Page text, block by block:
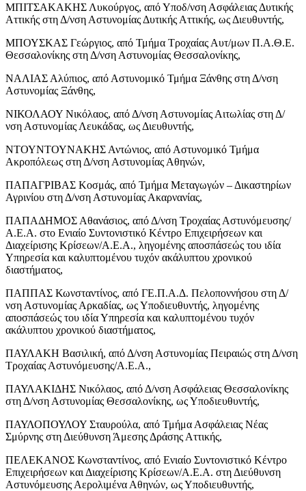
ΜΠΙΤΣΑΚΑΚΗΣ Λυκούργος, από Υποδ/νση Ασφάλειας Δυτικής
Αττικής στη Δ/νση Αστυνομίας Δυτικής Αττικής, ως Διευθυντής,
ΜΠΟΥΣΚΑΣ Γεώργιος, από Τμήμα Τροχαίας Αυτ/μων Π.Α.Θ.Ε.
Θεσσαλονίκης στη Δ/νση Αστυνομίας Θεσσαλονίκης,
ΝΑΛΙΑΣ Αλύπιος, από Αστυνομικό Τμήμα Ξάνθης στη Δ/νση
Αστυνομίας Ξάνθης,
ΝΙΚΟΛΑΟΥ Νικόλαος, από Δ/νση Αστυνομίας Αιτωλίας στη Δ/
νση Αστυνομίας Λευκάδας, ως Διευθυντής,
ΝΤΟΥΝΤΟΥΝΑΚΗΣ Αντώνιος, από Αστυνομικό Τμήμα
Ακροπόλεως στη Δ/νση Αστυνομίας Αθηνών,
ΠΑΠΑΓΡΙΒΑΣ Κοσμάς, από Τμήμα Μεταγωγών – Δικαστηρίων
Αγρινίου στη Δ/νση Αστυνομίας Ακαρνανίας,
ΠΑΠΑΔΗΜΟΣ Αθανάσιος, από Δ/νση Τροχαίας Αστυνόμευσης/
Α.Ε.Α. στο Ενιαίο Συντονιστικό Κέντρο Επιχειρήσεων και
Διαχείρισης Κρίσεων/Α.Ε.Α., ληγομένης αποσπάσεώς του ιδία
Υπηρεσία και καλυπτομένου τυχόν ακάλυπτου χρονικού
διαστήματος,
ΠΑΠΠΑΣ Κωνσταντίνος, από ΓΕ.Π.Α.Δ. Πελοποννήσου στη Δ/
νση Αστυνομίας Αρκαδίας, ως Υποδιευθυντής, ληγομένης
αποσπάσεώς του ιδία Υπηρεσία και καλυπτομένου τυχόν
ακάλυπτου χρονικού διαστήματος,
ΠΑΥΛΑΚΗ Βασιλική, από Δ/νση Αστυνομίας Πειραιώς στη Δ/νση
Τροχαίας Αστυνόμευσης/Α.Ε.Α.,
ΠΑΥΛΑΚΙΔΗΣ Νικόλαος, από Δ/νση Ασφάλειας Θεσσαλονίκης
στη Δ/νση Αστυνομίας Θεσσαλονίκης, ως Υποδιευθυντής,
ΠΑΥΛΟΠΟΥΛΟΥ Σταυρούλα, από Τμήμα Ασφάλειας Νέας
Σμύρνης στη Διεύθυνση Άμεσης Δράσης Αττικής,
ΠΕΛΕΚΑΝΟΣ Κωνσταντίνος, από Ενιαίο Συντονιστικό Κέντρο
Επιχειρήσεων και Διαχείρισης Κρίσεων/Α.Ε.Α. στη Διεύθυνση
Αστυνόμευσης Αερολιμένα Αθηνών, ως Υποδιευθυντής,